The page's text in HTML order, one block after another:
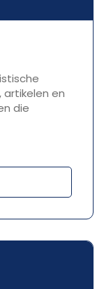
en
die